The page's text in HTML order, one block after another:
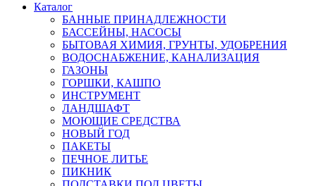
Каталог
БАННЫЕ ПРИНАДЛЕЖНОСТИ
БАССЕЙНЫ, НАСОСЫ
БЫТОВАЯ ХИМИЯ, ГРУНТЫ, УДОБРЕНИЯ
ВОДОСНАБЖЕНИЕ, КАНАЛИЗАЦИЯ
ГАЗОНЫ
ГОРШКИ, КАШПО
ИНСТРУМЕНТ
ЛАНДШАФТ
МОЮЩИЕ СРЕДСТВА
НОВЫЙ ГОД
ПАКЕТЫ
ПЕЧНОЕ ЛИТЬЕ
ПИКНИК